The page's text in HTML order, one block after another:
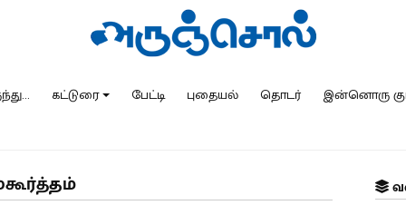
கட்டுரை பேட்டி புதையல் தொடர் இன்னொரு